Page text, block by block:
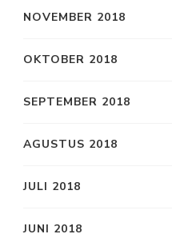
NOVEMBER 2018
OKTOBER 2018
SEPTEMBER 2018
AGUSTUS 2018
JULI 2018
JUNI 2018